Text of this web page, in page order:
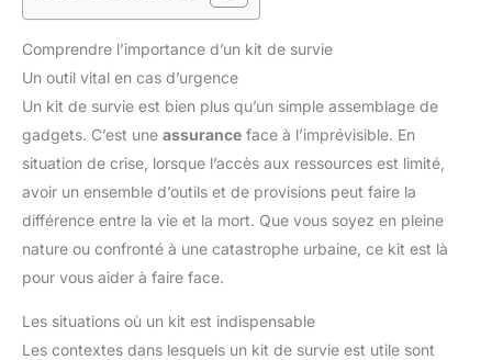
Comprendre l’importance d’un kit de survie
Un outil vital en cas d’urgence
Un kit de survie est bien plus qu’un simple assemblage de
gadgets. C’est une assurance face à l’imprévisible. En
situation de crise, lorsque l’accès aux ressources est limité,
avoir un ensemble d’outils et de provisions peut faire la
différence entre la vie et la mort. Que vous soyez en pleine
nature ou confronté à une catastrophe urbaine, ce kit est là
pour vous aider à faire face.
Les situations où un kit est indispensable
Les contextes dans lesquels un kit de survie est utile sont